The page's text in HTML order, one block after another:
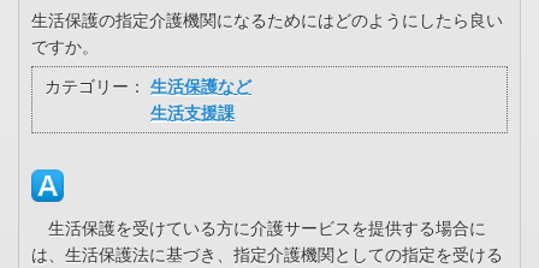
生活保護の指定介護機関になるためにはどのようにしたら良い
ですか。
カテゴリー：
生活保護など
生活支援課
生活保護を受けている方に介護サービスを提供する場合に
は、生活保護法に基づき、指定介護機関としての指定を受ける